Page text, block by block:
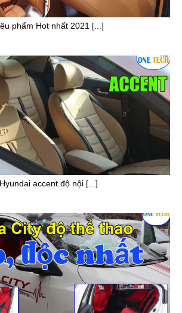
phẩm Hot nhất 2021 [...]
Hyundai accent độ nội [...]